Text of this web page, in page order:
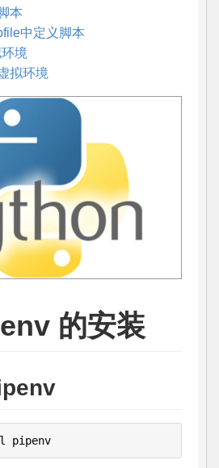
本
中定义脚本
境
拟环境
的安装
pipenv